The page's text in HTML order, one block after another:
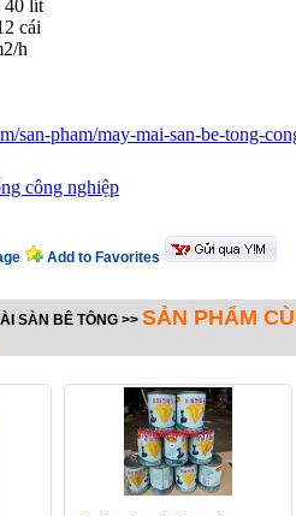
40 lít
cái
h
san-pham/may-mai-san-be-tong-
công nghiệp
Add to Favorites
SÀN BÊ TÔNG >> SẢN PHẨM